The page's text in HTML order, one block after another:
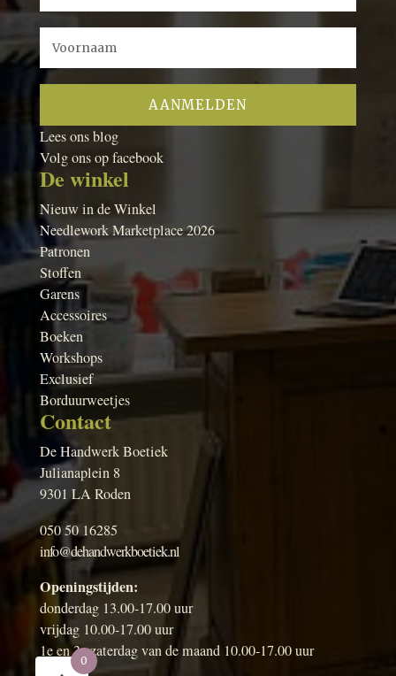
Lees ons blog
Volg ons op facebook
De winkel
Nieuw in de Winkel
Needlework Marketplace 2026
Patronen
Stoffen
Garens
Accessoires
Boeken
Workshops
Exclusief
Borduurweetjes
Contact
De Handwerk Boetiek
Julianaplein 8
9301 LA Roden
050 50 16285
info@dehandwerkboetiek.nl
Openingstijden:
donderdag 13.00-17.00 uur
vrijdag 10.00-17.00 uur
1e en 3e zaterdag van de maand 10.00-17.00 uur
0